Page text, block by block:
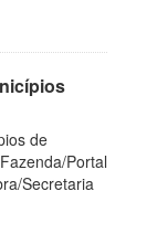
de
Portal
Secretaria